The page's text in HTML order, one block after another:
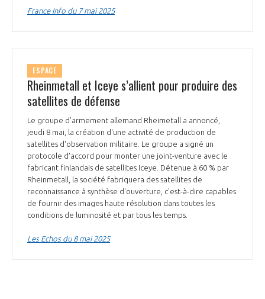
France Info du 7 mai 2025
ESPACE
Rheinmetall et Iceye s’allient pour produire des
satellites de défense
Le groupe d’armement allemand Rheimetall a annoncé,
jeudi 8 mai, la création d'une activité de production de
satellites d'observation militaire. Le groupe a signé un
protocole d'accord pour monter une joint-venture avec le
fabricant finlandais de satellites Iceye. Détenue à 60 % par
Rheinmetall, la société fabriquera des satellites de
reconnaissance à synthèse d'ouverture, c'est-à-dire capables
de fournir des images haute résolution dans toutes les
conditions de luminosité et par tous les temps.
Les Echos du 8 mai 2025